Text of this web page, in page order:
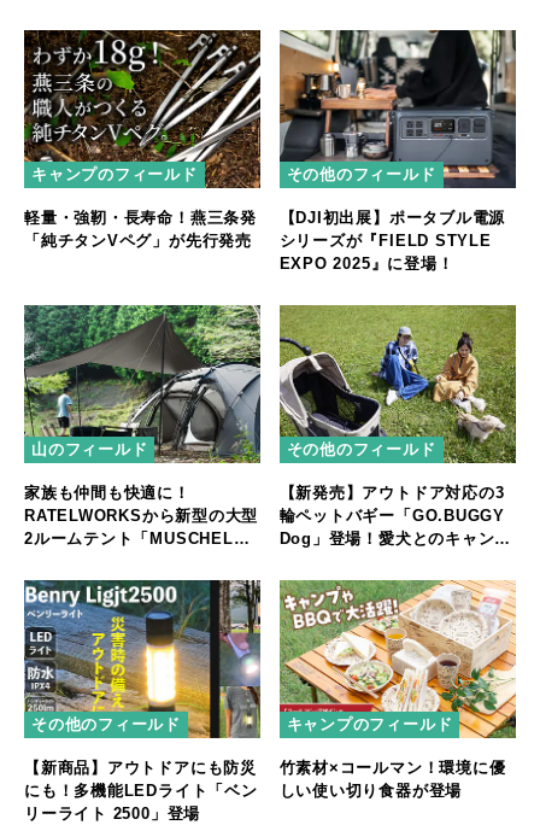
キャンプのフィールド
軽量・強靭・長寿命！燕三条発
「純チタンVペグ」が先行発売
その他のフィールド
【DJI初出展】ポータブル電源
シリーズが『FIELD STYLE
EXPO 2025』に登場！
山のフィールド
家族も仲間も快適に！
RATELWORKSから新型の大型
2ルームテント「MUSCHEL」
その他のフィールド
【新発売】アウトドア対応の3
輪ペットバギー「GO.BUGGY
Dog」登場！愛犬とのキャンプ
その他のフィールド
【新商品】アウトドアにも防災
にも！多機能LEDライト「ベン
リーライト 2500」登場
キャンプのフィールド
竹素材×コールマン！環境に優
しい使い切り食器が登場